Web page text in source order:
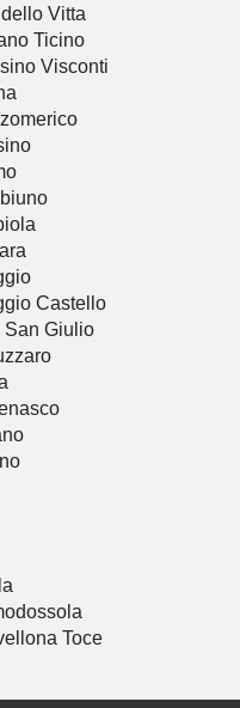
Vitta
Ticino
Visconti
Castello
San Giulio
Toce